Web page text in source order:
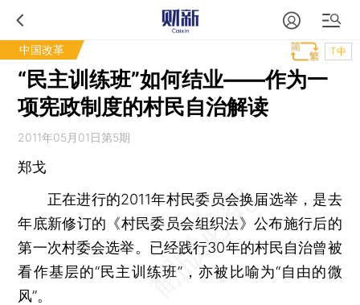
中国改革 T中
“民主训练班”如何结业——作为一
项宪政制度的村民自治解读
2011年05月01日第5期
郑戈
正在进行的2011年村民委员会换届选举，是去
年底新修订的《村民委员会组织法》公布施行后的
第一次村委会选举。已经践行30年的村民自治曾被
看作基层的“民主训练班”，亦被比喻为“自由的微
风”。